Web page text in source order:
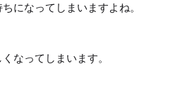
になってしまいますよね。
なってしまいます。